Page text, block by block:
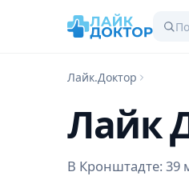
Лайк.Доктор
Лайк
В Кронштадте: 39